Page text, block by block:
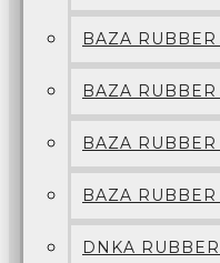
BAZA
BAZA
BAZA
BAZA
DNKA